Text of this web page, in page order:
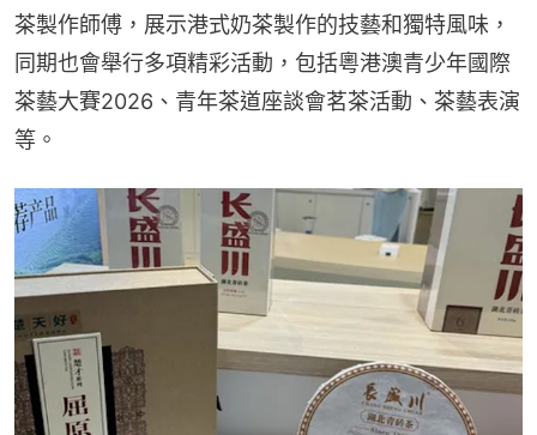
茶製作師傅，展示港式奶茶製作的技藝和獨特風味，
同期也會舉行多項精彩活動，包括粵港澳青少年國際
茶藝大賽2026、青年茶道座談會茗茶活動、茶藝表演
等。